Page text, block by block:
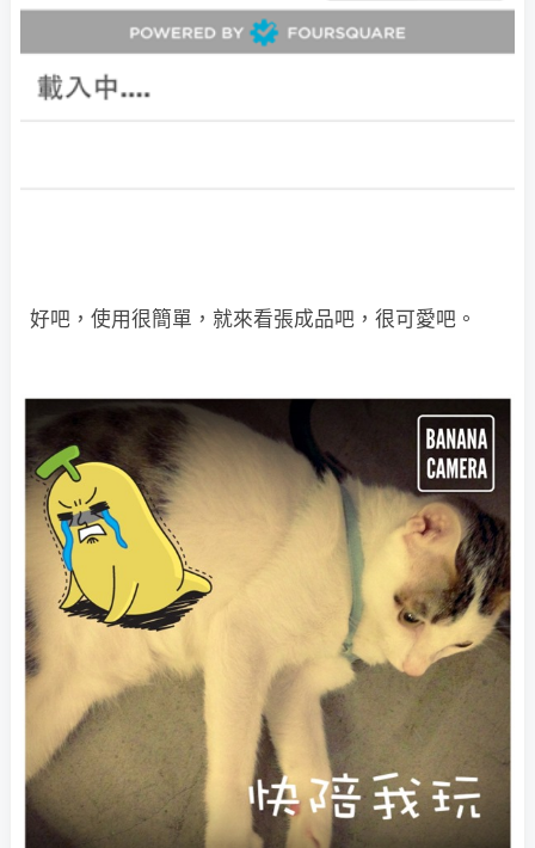
好吧，使用很簡單，就來看張成品吧，很可愛吧。